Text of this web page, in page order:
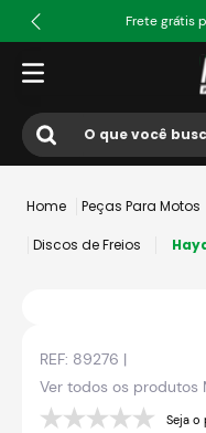
Frete grátis
O que você busca?
5º jaqueta
6 º bau
Peças Para Motos
Discos de Freios
REF: 89276 |
Ver todos os produtos
Seja o